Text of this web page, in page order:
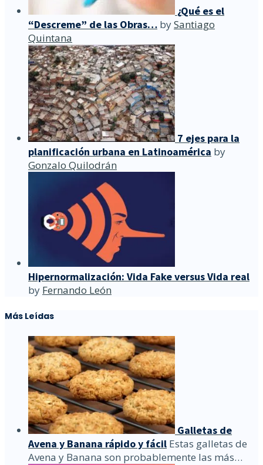
¿Qué es el
“Descreme” de las Obras… bySantiago
Quintana
7 ejes para la
planificación urbana en Latinoamérica by
Gonzalo Quilodrán
Hipernormalización: Vida Fake versus Vida real
by Fernando León
Más Leídas
Galletas de
Avena y Banana rápido y fácil Estas galletas de
Avena y Banana son probablemente las más…